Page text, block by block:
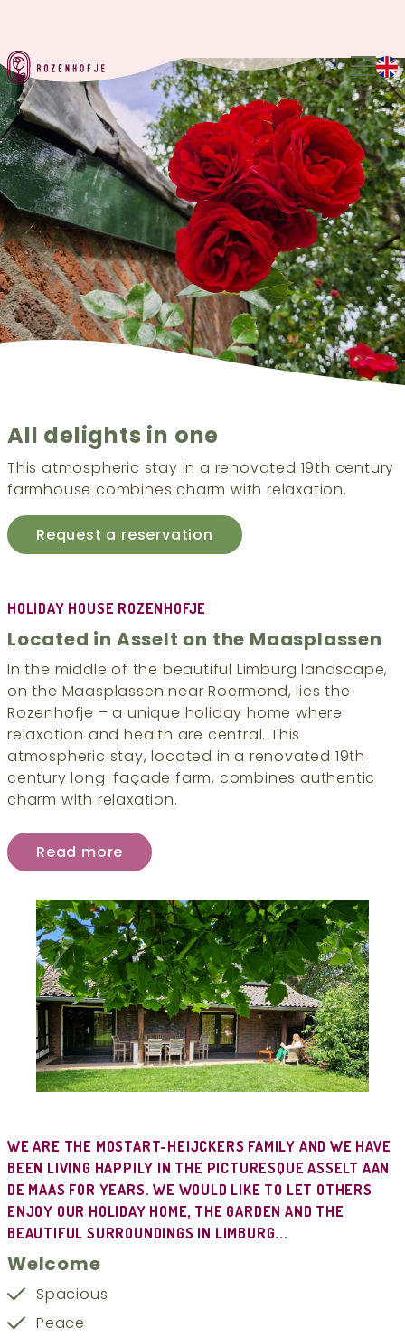
All delights in one
This atmospheric stay in a renovated 19th century
farmhouse combines charm with relaxation.
Request a reservation
HOLIDAY HOUSE ROZENHOFJE
Located in Asselt on the Maasplassen
In the middle of the beautiful Limburg landscape,
on the Maasplassen near Roermond, lies the
Rozenhofje – a unique holiday home where
relaxation and health are central. This
atmospheric stay, located in a renovated 19th
century long-façade farm, combines authentic
charm with relaxation.
Read more
WE ARE THE MOSTART-HEIJCKERS FAMILY AND WE HAVE
BEEN LIVING HAPPILY IN THE PICTURESQUE ASSELT AAN
DE MAAS FOR YEARS. WE WOULD LIKE TO LET OTHERS
ENJOY OUR HOLIDAY HOME, THE GARDEN AND THE
BEAUTIFUL SURROUNDINGS IN LIMBURG...
Welcome
Spacious
Peace